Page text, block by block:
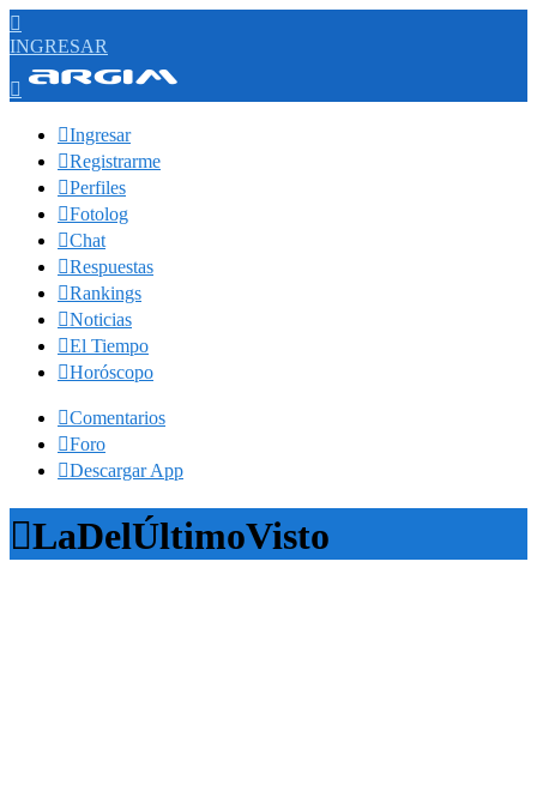

INGRESAR

Ingresar
Registrarme
Perfiles
Fotolog
Chat
Respuestas
Rankings
Noticias
El Tiempo
Horóscopo
Comentarios
Foro
Descargar App
LaDelÚltimoVisto